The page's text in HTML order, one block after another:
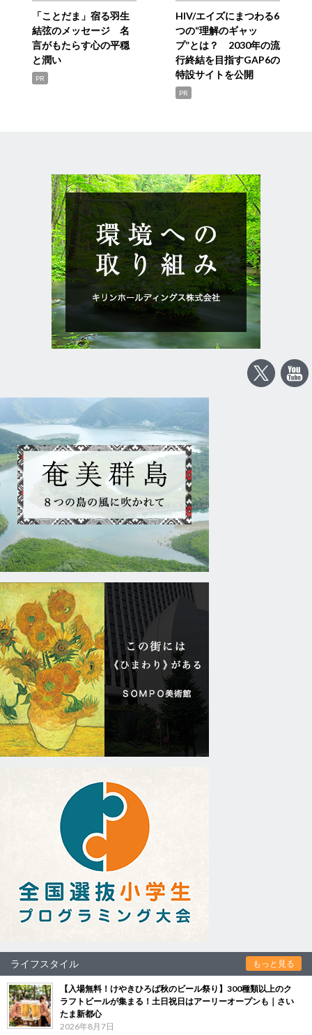
「ことだま」宿る羽生
結弦のメッセージ 名
言がもたらす心の平穏
と潤い
PR
HIV/エイズにまつわる6
つの“理解のギャッ
プ”とは？ 2030年の流
行終結を目指すGAP6の
特設サイトを公開
PR
ライフスタイル もっと見る
【入場無料！けやきひろば秋のビール祭り】300種類以上のク
ラフトビールが集まる！土日祝日はアーリーオープンも｜さい
たま新都心
2026年8月7日